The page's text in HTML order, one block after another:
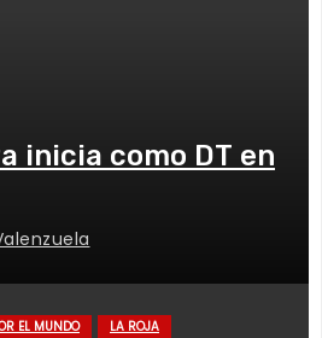
inicia como DT en
EL MUNDO LA ROJA